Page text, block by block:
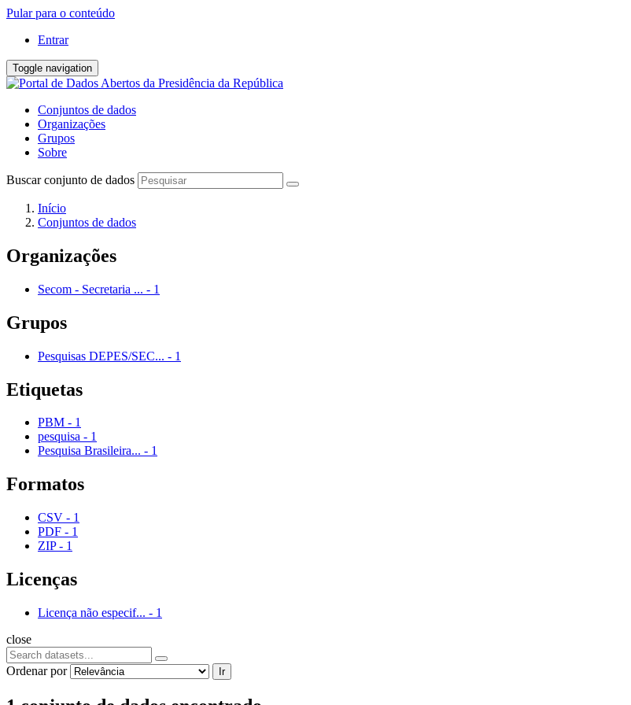
Pular para o conteúdo
Entrar
Toggle navigation
Conjuntos de dados
Organizações
Grupos
Sobre
Buscar conjunto de dados
Início
Conjuntos de dados
Organizações
Secom - Secretaria ... - 1
Grupos
Pesquisas DEPES/SEC... - 1
Etiquetas
PBM - 1
pesquisa - 1
Pesquisa Brasileira... - 1
Formatos
CSV - 1
PDF - 1
ZIP - 1
Licenças
Licença não especif... - 1
close
Ordenar por Ir